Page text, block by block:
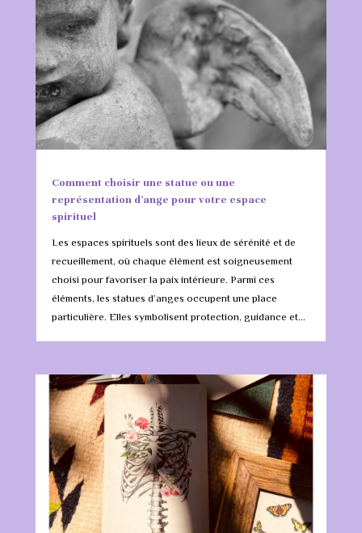
Comment choisir une statue ou une
représentation d’ange pour votre espace
spirituel
Les espaces spirituels sont des lieux de sérénité et de
recueillement, où chaque élément est soigneusement
choisi pour favoriser la paix intérieure. Parmi ces
éléments, les statues d’anges occupent une place
particulière. Elles symbolisent protection, guidance et...